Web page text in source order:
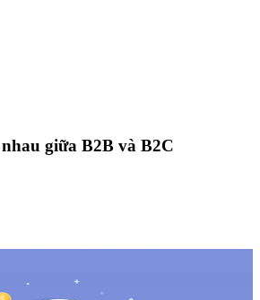
giữa B2B và B2C